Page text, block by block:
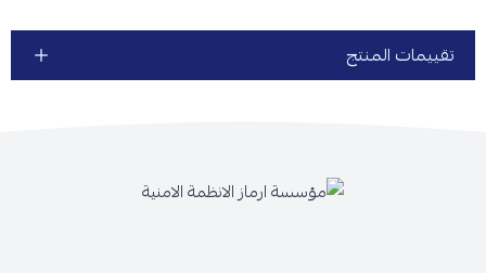
تقييمات المنتج